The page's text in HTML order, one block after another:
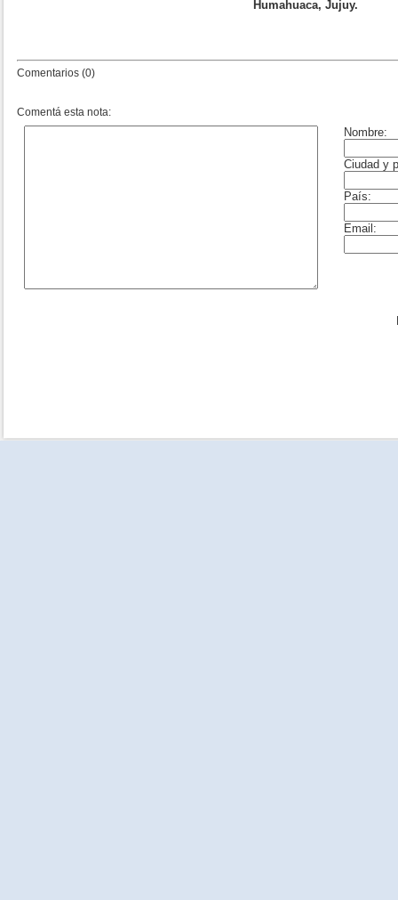
Humahuaca, Jujuy.
Comentarios (0)
Comentá esta nota: